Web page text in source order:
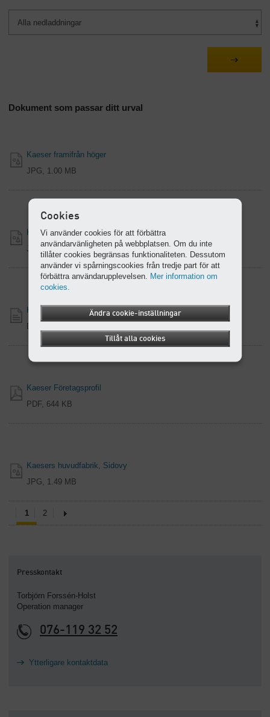
Dokument som passar ditt urval
Kaeser framifrån höger
JPG, 1.00 MB
Kaeser framifrån vänster
JPG, 1.17 MB
Kaeser Företagsprofil
DOCX, 775 KB
Kaeser Företagsprofil
PDF, 644 KB
Kaesers huvudfabrik, Sidovy
JPG, 1.49 MB
1 2
Presskontakt
Torbjörn Forssén-Holst
Operation manager
076-119 32 52
Ytterligare kontaktdata
Cookies
Vi använder cookies för att förbättra
användarvänligheten på webbplatsen. Om du inte
tillåter cookies begränsas funktionaliteten. Dessutom
använder vi spårningscookies från tredje part för att
förbättra användarupplevelsen. Mer information om
cookies.
Ändra cookie-inställningar
Tillåt alla cookies